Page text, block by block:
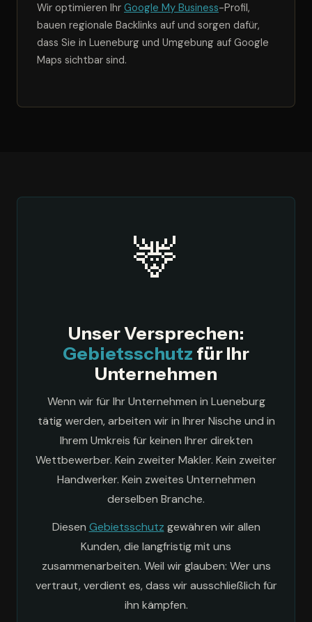
Wir optimieren Ihr Google My Business-Profil,
bauen regionale Backlinks auf und sorgen dafür,
dass Sie in Lueneburg und Umgebung auf Google
Maps sichtbar sind.
🦌
Unser Versprechen:
Gebietsschutz für Ihr
Unternehmen
Wenn wir für Ihr Unternehmen in Lueneburg
tätig werden, arbeiten wir in Ihrer Nische und in
Ihrem Umkreis für keinen Ihrer direkten
Wettbewerber. Kein zweiter Makler. Kein zweiter
Handwerker. Kein zweites Unternehmen
derselben Branche.
Diesen Gebietsschutz gewähren wir allen
Kunden, die langfristig mit uns
zusammenarbeiten. Weil wir glauben: Wer uns
vertraut, verdient es, dass wir ausschließlich für
ihn kämpfen.